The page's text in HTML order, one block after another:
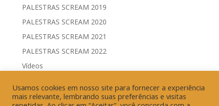
PALESTRAS SCREAM 2019
PALESTRAS SCREAM 2020
PALESTRAS SCREAM 2021
PALESTRAS SCREAM 2022
Vídeos
Geração de Resultados & Eficiência Publicitária
Usamos cookies em nosso site para fornecer a experiência
mais relevante, lembrando suas preferências e visitas